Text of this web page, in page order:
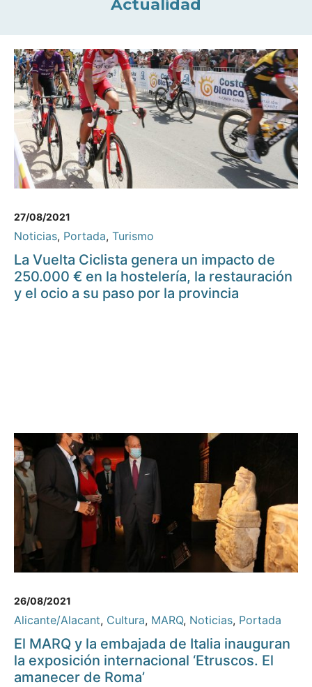
Actualidad
27/08/2021
Noticias, Portada, Turismo
La Vuelta Ciclista genera un impacto de
250.000 € en la hostelería, la restauración
y el ocio a su paso por la provincia
26/08/2021
Alicante/Alacant, Cultura, MARQ, Noticias, Portada
El MARQ y la embajada de Italia inauguran
la exposición internacional ‘Etruscos. El
amanecer de Roma’